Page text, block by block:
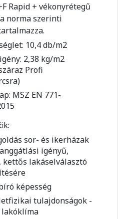
Rapid + vékonyrétegű
norma szerinti
10,4 db/m2
2,38 kg/m2
Profi
MSZ EN 771-
sor- és ikerházak
igényű,
kettős lakáselválasztó
képesség
tulajdonságok -
lakóklíma